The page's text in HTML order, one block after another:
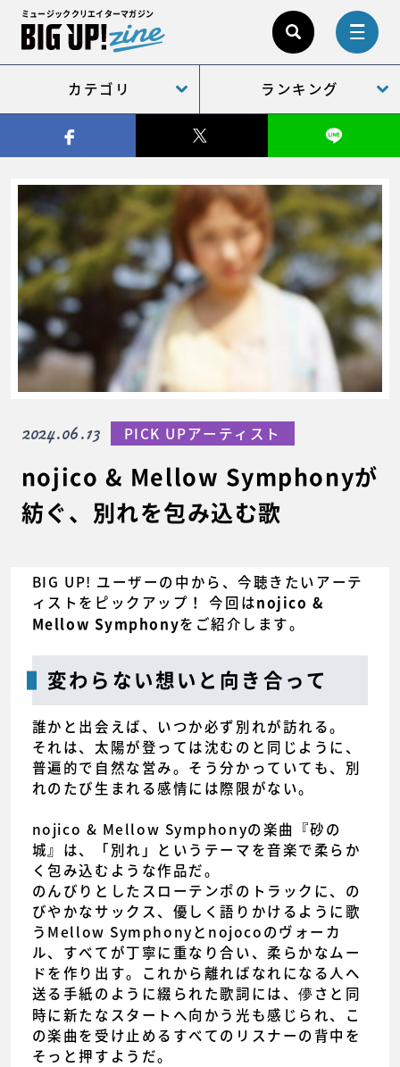
ミュージッククリエイターマガジン
カテゴリ ランキング
nojico & Mellow Symphonyが
紡ぐ、別れを包み込む歌
2024.06.13 PICK UPアーティスト
BIG UP! ユーザーの中から、今聴きたいアーテ
ィストをピックアップ！ 今回はnojico &
Mellow Symphonyをご紹介します。
変わらない想いと向き合って
誰かと出会えば、いつか必ず別れが訪れる。
それは、太陽が登っては沈むのと同じように、
普遍的で自然な営み。そう分かっていても、別
れのたび生まれる感情には際限がない。
nojico & Mellow Symphonyの楽曲『砂の
城』は、「別れ」というテーマを音楽で柔らか
く包み込むような作品だ。
のんびりとしたスローテンポのトラックに、の
びやかなサックス、優しく語りかけるように歌
うMellow Symphonyとnojocoのヴォーカ
ル、すべてが丁寧に重なり合い、柔らかなムー
ドを作り出す。これから離ればなれになる人へ
送る手紙のように綴られた歌詞には、儚さと同
時に新たなスタートへ向かう光も感じられ、こ
の楽曲を受け止めるすべてのリスナーの背中を
そっと押すようだ。